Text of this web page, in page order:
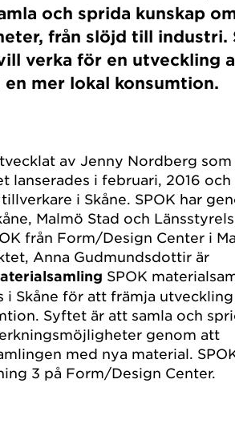
och sprida kunskap
från slöjd till industri.
verka för en utveckling
mer lokal konsumtion.
av Jenny Nordberg som
lanserades i februari, 2016 och
i Skåne. SPOK har
Malmö Stad och
från Form/Design Center i
Anna Gudmundsdottir är
SPOK
i Skåne för att främja
Syftet är att samla och
genom att
med nya material.
3 på Form/Design Center.